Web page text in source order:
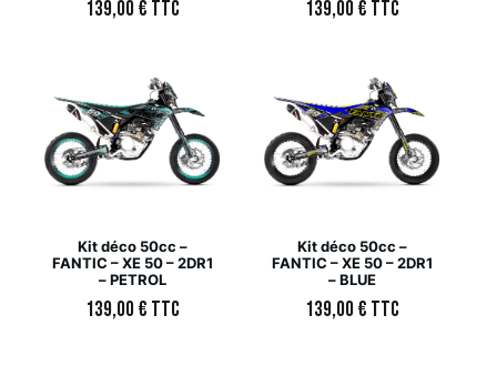
139,00€ TTC 139,00€ TTC
Kit déco 50cc –
FANTIC – XE 50 – 2DR1
– PETROL
139,00€ TTC
Kit déco 50cc –
FANTIC – XE 50 – 2DR1
– BLUE
139,00€ TTC